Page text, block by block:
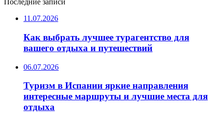
Последние записи
11.07.2026
Как выбрать лучшее турагентство для
вашего отдыха и путешествий
06.07.2026
Туризм в Испании яркие направления
интересные маршруты и лучшие места для
отдыха